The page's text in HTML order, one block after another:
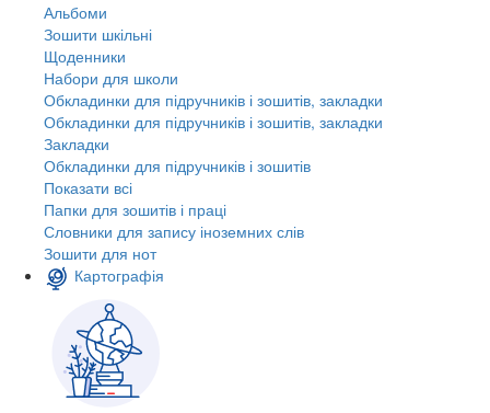
Альбоми
Зошити шкільні
Щоденники
Набори для школи
Обкладинки для підручників і зошитів, закладки
Обкладинки для підручників і зошитів, закладки
Закладки
Обкладинки для підручників і зошитів
Показати всі
Папки для зошитів і праці
Словники для запису іноземних слів
Зошити для нот
Картографія